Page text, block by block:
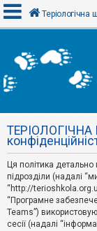
х
і
Р
е
с
т
р
а
ц
і
я
Теріологічна
Ця політика
підрозділи (надалі
“http://
“Програмне
Teams”)
сесії (надалі